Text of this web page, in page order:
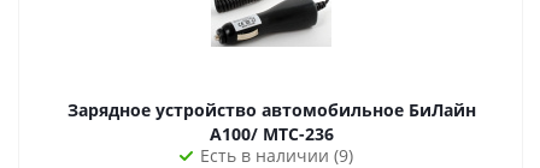
Зарядное устройство автомобильное БиЛайн
A100/ МТС-236
Есть в наличии (9)